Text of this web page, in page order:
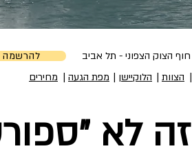
להרשמה חוף הצוק הצפוני - תל אביב
מחירים
הלוקיישן | | הצוות | מפת הגעה |
זה לא